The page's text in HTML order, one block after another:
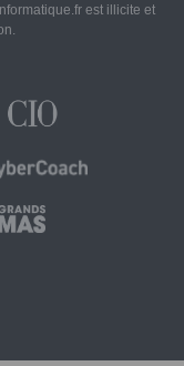
est illicite et